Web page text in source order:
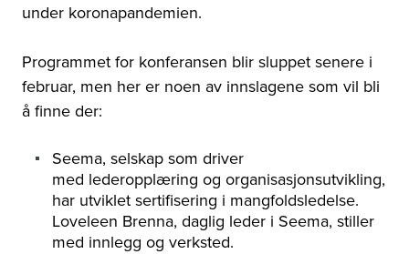
under koronapandemien.
Programmet for konferansen blir sluppet senere i
februar, men her er noen av innslagene som vil bli
å finne der:
Seema, selskap som driver
med lederopplæring og organisasjonsutvikling,
har utviklet sertifisering i mangfoldsledelse.
Loveleen Brenna, daglig leder i Seema, stiller
med innlegg og verksted.